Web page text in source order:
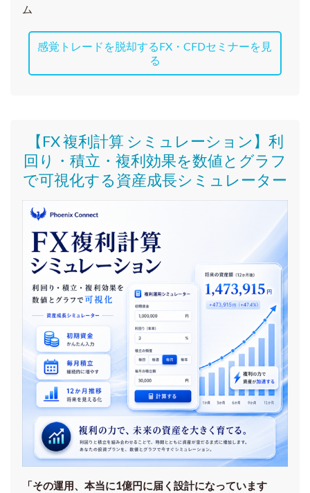
ム
感覚トレードを脱却するFX・CFDセミナーを見
る
【FX 複利計算 シミュレーション】利
回り・積立・複利効果を数値とグラフ
で可視化する資産成長シミュレーター
「その運用、本当に1億円に届く設計になっています